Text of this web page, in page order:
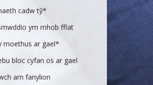
cadw tŷ*
ym mhob fflat
moethus ar gael*
bloc cyfan os ar gael
am fanylion